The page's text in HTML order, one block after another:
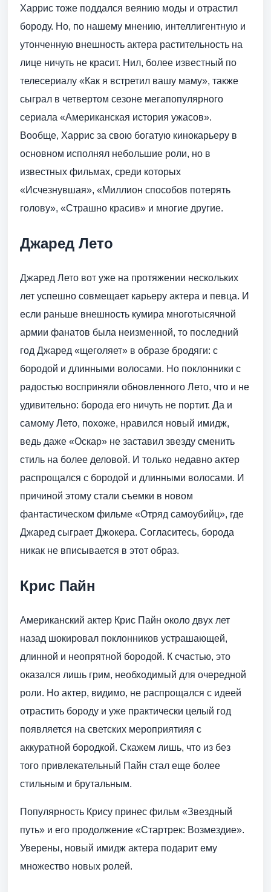
Харрис тоже поддался веянию моды и отрастил
бороду. Но, по нашему мнению, интеллигентную и
утонченную внешность актера растительность на
лице ничуть не красит. Нил, более известный по
телесериалу «Как я встретил вашу маму», также
сыграл в четвертом сезоне мегапопулярного
сериала «Американская история ужасов».
Вообще, Харрис за свою богатую кинокарьеру в
основном исполнял небольшие роли, но в
известных фильмах, среди которых
«Исчезнувшая», «Миллион способов потерять
голову», «Страшно красив» и многие другие.
Джаред Лето
Джаред Лето вот уже на протяжении нескольких
лет успешно совмещает карьеру актера и певца. И
если раньше внешность кумира многотысячной
армии фанатов была неизменной, то последний
год Джаред «щеголяет» в образе бродяги: с
бородой и длинными волосами. Но поклонники с
радостью восприняли обновленного Лето, что и не
удивительно: борода его ничуть не портит. Да и
самому Лето, похоже, нравился новый имидж,
ведь даже «Оскар» не заставил звезду сменить
стиль на более деловой. И только недавно актер
распрощался с бородой и длинными волосами. И
причиной этому стали съемки в новом
фантастическом фильме «Отряд самоубийц», где
Джаред сыграет Джокера. Согласитесь, борода
никак не вписывается в этот образ.
Крис Пайн
Американский актер Крис Пайн около двух лет
назад шокировал поклонников устрашающей,
длинной и неопрятной бородой. К счастью, это
оказался лишь грим, необходимый для очередной
роли. Но актер, видимо, не распрощался с идеей
отрастить бороду и уже практически целый год
появляется на светских мероприятияя с
аккуратной бородкой. Скажем лишь, что из без
того привлекательный Пайн стал еще более
стильным и брутальным.
Популярность Крису принес фильм «Звездный
путь» и его продолжение «Стартрек: Возмездие».
Уверены, новый имидж актера подарит ему
множество новых ролей.